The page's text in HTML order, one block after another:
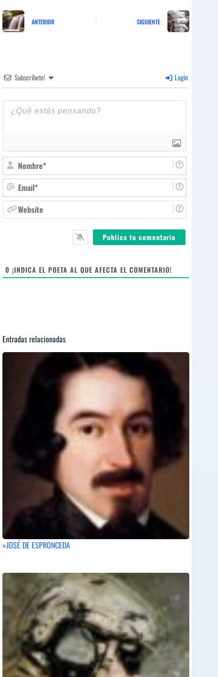
ANTERIOR SIGUIENTE
Subscríbete! Login
o
m
b
r
m
ie
0 ¡INDICA EL POETA AL QUE AFECTA EL COMENTARIO!
Entradas relacionadas
»JOSÉ DE ESPRONCEDA